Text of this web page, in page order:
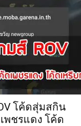
โค้ดสุ่มสกิน
พชรแดง โค้ด